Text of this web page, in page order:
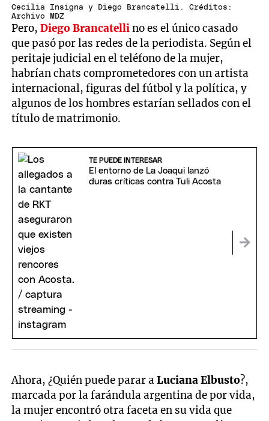
Cecilia Insigna y Diego Brancatelli. Créditos:
Archivo MDZ
Pero,Diego Brancatellino es el único casado
que pasó por las redes de la periodista. Según el
peritaje judicial en el teléfono de la mujer,
habrían chats comprometedores con un artista
internacional, figuras del fútbol y la política, y
algunos de los hombres estarían sellados con el
título de matrimonio.
TE PUEDE INTERESAR
El entorno de La Joaqui lanzó
duras críticas contra Tuli Acosta
Ahora, ¿Quién puede parar aLuciana Elbusto?,
marcada por la farándula argentina de por vida,
la mujer encontró otra faceta en su vida que